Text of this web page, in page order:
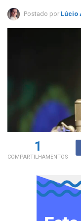
Postado por Lúcio
1
COMPARTILHAMENTOS